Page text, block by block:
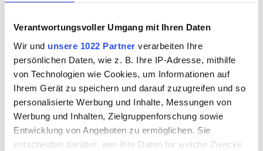
Verantwortungsvoller Umgang mit Ihren Daten
Wir und unsere 1022 Partner verarbeiten Ihre
persönlichen Daten, wie z. B. Ihre IP-Adresse, mithilfe
von Technologien wie Cookies, um Informationen auf
Ihrem Gerät zu speichern und darauf zuzugreifen und so
personalisierte Werbung und Inhalte, Messungen von
Werbung und Inhalten, Zielgruppenforschung sowie
Entwicklung von Angeboten zu ermöglichen. Sie
entscheiden darüber, wer Ihre Daten für welche Zwecke
21 TO WEAR MULTI-RISK
WEITERE PRODUKTE